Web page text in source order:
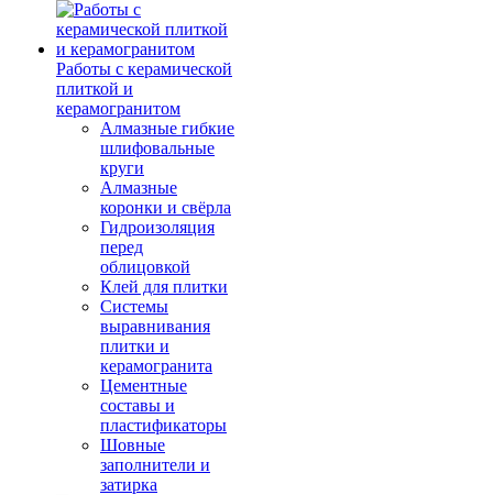
Работы с керамической
плиткой и
керамогранитом
Алмазные гибкие
шлифовальные
круги
Алмазные
коронки и свёрла
Гидроизоляция
перед
облицовкой
Клей для плитки
Системы
выравнивания
плитки и
керамогранита
Цементные
составы и
пластификаторы
Шовные
заполнители и
затирка